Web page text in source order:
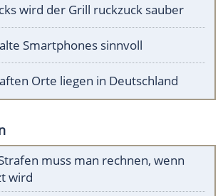
wird der Grill ruckzuck sauber
Smartphones sinnvoll
Orte liegen in Deutschland
muss man rechnen, wenn
wird